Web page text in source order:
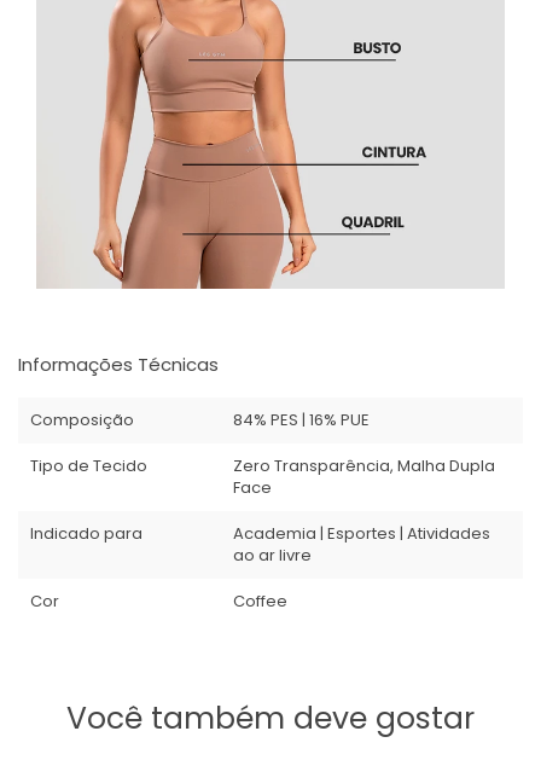
Informações Técnicas
Composição
84% PES | 16% PUE
Tipo de Tecido
Zero Transparência, Malha Dupla
Face
Indicado para
Academia | Esportes | Atividades
ao ar livre
Cor
Coffee
Você também deve gostar